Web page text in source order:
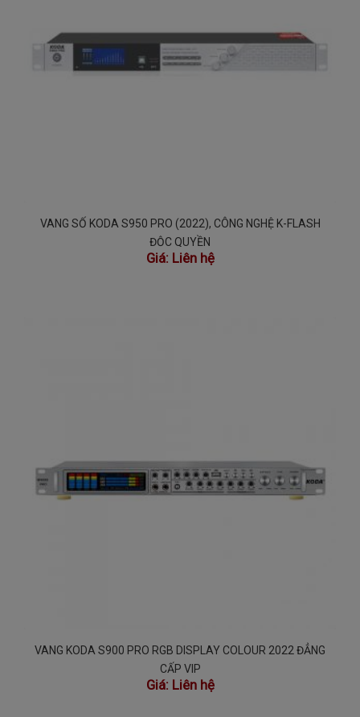
VANG SỐ KODA S950 PRO (2022), CÔNG NGHỆ K-FLASH
ĐỘC QUYỀN
Giá: Liên hệ
VANG KODA S900 PRO RGB DISPLAY COLOUR 2022 ĐẲNG
CẤP VIP
Giá: Liên hệ